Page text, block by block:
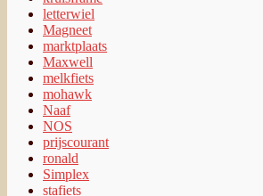
letterwiel
Magneet
marktplaats
Maxwell
melkfiets
mohawk
Naaf
NOS
prijscourant
ronald
Simplex
stafiets